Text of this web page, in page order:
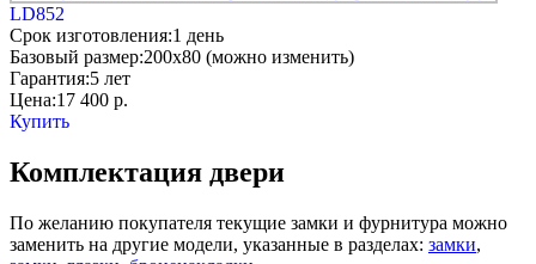
LD852
Срок изготовления:1 день
Базовый размер:200x80 (можно изменить)
Гарантия:5 лет
Цена:17 400 р.
Купить
Комплектация двери
По желанию покупателя текущие замки и фурнитура можно
заменить на другие модели, указанные в разделах: замки,